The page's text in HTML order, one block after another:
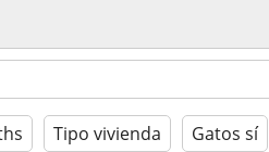
Tipo vivienda Gatos sí